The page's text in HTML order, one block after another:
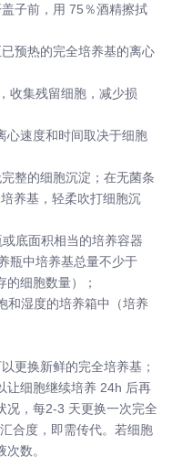
子前，用 75％酒精擦拭
预热的完全培养基的离心
收集残留细胞，减少损
心速度和时间取决于细胞
整的细胞沉淀；在无菌条
养基，轻柔吹打细胞沉
底面积相当的培养容器
瓶中培养基总量不少于
细胞数量）；
和湿度的培养箱中（培养
更换新鲜的完全培养基；
让细胞继续培养 24h 后再
况，每2-3 天更换一次完全
合度，即需传代。若细胞
数。